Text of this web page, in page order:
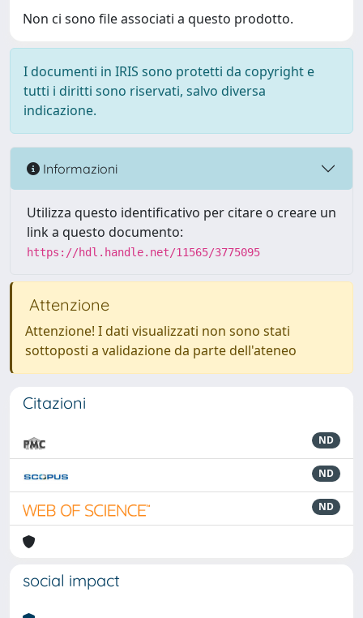
Non ci sono file associati a questo prodotto.
I documenti in IRIS sono protetti da copyright e
tutti i diritti sono riservati, salvo diversa
indicazione.
Informazioni
Utilizza questo identificativo per citare o creare un
link a questo documento:
https://hdl.handle.net/11565/3775095
Attenzione
Attenzione! I dati visualizzati non sono stati
sottoposti a validazione da parte dell'ateneo
Citazioni
ND
ND
ND
social impact